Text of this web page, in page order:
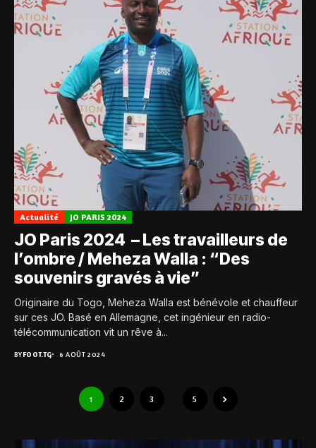
Actualité JO PARIS 2024
JO Paris 2024 – Les travailleurs de
l’ombre / Meheza Walla : “Des
souvenirs gravés à vie”
Originaire du Togo, Meheza Walla est bénévole et chauffeur
sur ces JO. Basé en Allemagne, cet ingénieur en radio-
télécommunication vit un rêve à...
BYFOOT.TG 6 AOÛT 2024
1 2 3 5